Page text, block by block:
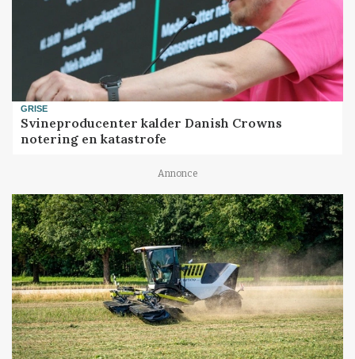
GRISE
Svineproducenter kalder Danish Crowns
notering en katastrofe
Annonce